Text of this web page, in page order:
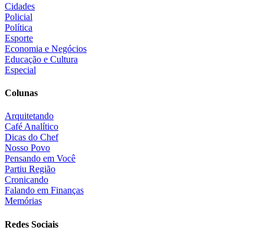
Cidades
Policial
Política
Esporte
Economia e Negócios
Educação e Cultura
Especial
Colunas
Arquitetando
Café Analítico
Dicas do Chef
Nosso Povo
Pensando em Você
Partiu Região
Cronicando
Falando em Finanças
Memórias
Redes Sociais